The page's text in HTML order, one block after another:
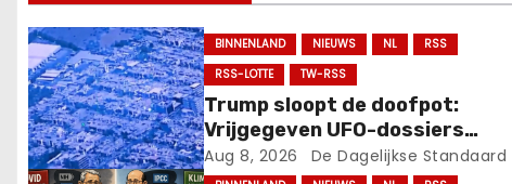
a
v
i
g
BINNENLAND NIEUWS NL
RSS
RSS-LOTTE
TW-RSS
Trump sloopt de doofpot:
Vrijgegeven UFO-dossiers
onthullen “dode ruimtewezen”
Aug 8, 2026 De Dagelijkse Standaard